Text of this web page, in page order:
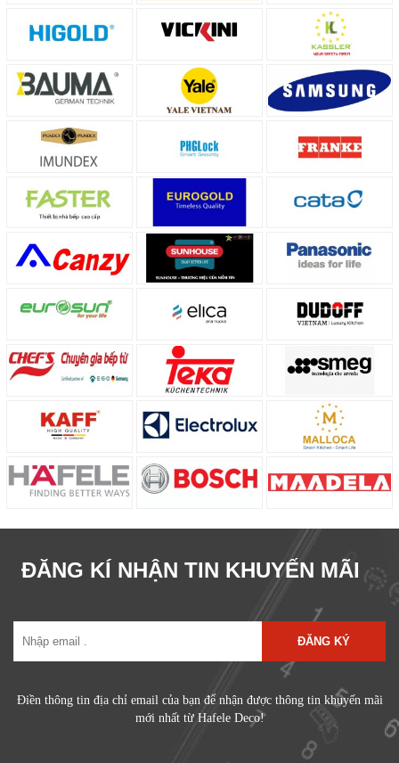
ĐĂNG KÍ NHẬN TIN KHUYẾN MÃI
ĐĂNG KÝ
Điền thông tin địa chỉ email của bạn để nhận được thông tin khuyến mãi
mới nhất từ Hafele Deco!